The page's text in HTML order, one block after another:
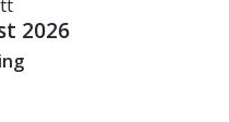
2026